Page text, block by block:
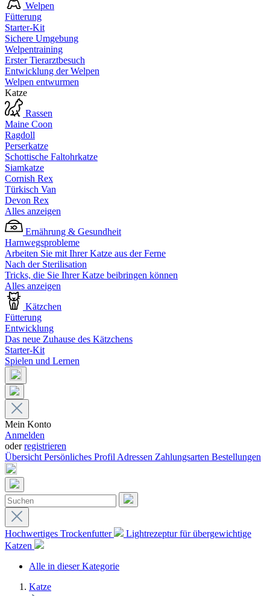
Welpen
Fütterung
Starter-Kit
Sichere Umgebung
Welpentraining
Erster Tierarztbesuch
Entwicklung der Welpen
Welpen entwurmen
Katze
Rassen
Maine Coon
Ragdoll
Perserkatze
Schottische Faltohrkatze
Siamkatze
Cornish Rex
Türkisch Van
Devon Rex
Alles anzeigen
Ernährung & Gesundheit
Harnwegsprobleme
Arbeiten Sie mit Ihrer Katze aus der Ferne
Nach der Sterilisation
Tricks, die Sie Ihrer Katze beibringen können
Alles anzeigen
Kätzchen
Fütterung
Entwicklung
Das neue Zuhause des Kätzchens
Starter-Kit
Spielen und Lernen
Mein Konto
Anmelden
oderregistrieren
Übersicht Persönliches Profil Adressen Zahlungsarten Bestellungen
Hochwertiges Trockenfutter
Lightrezeptur für übergewichtige
Katzen
Alle in dieser Kategorie
Katze